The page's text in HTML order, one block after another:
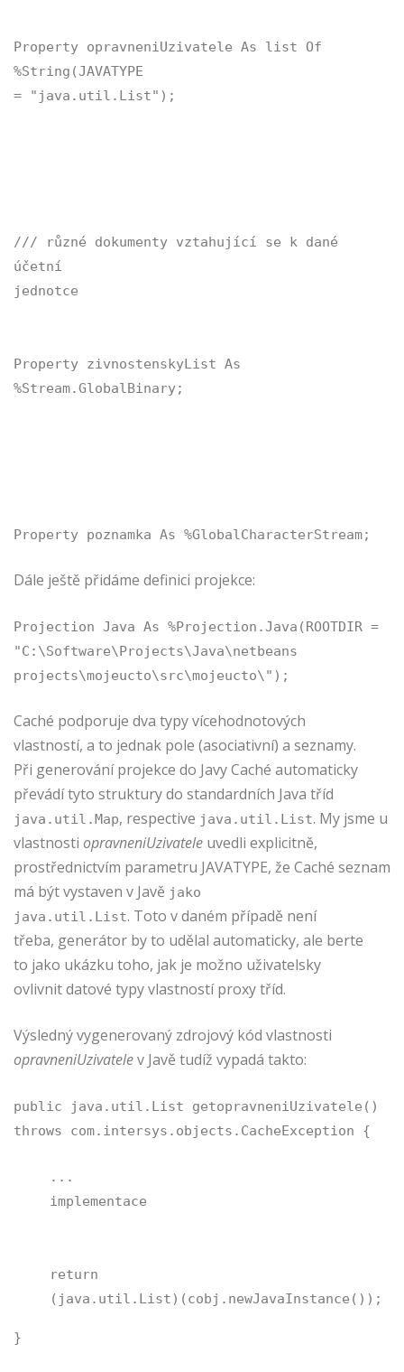
Property opravneniUzivatele As list Of
%String(JAVATYPE
= "java.util.List");
/// různé dokumenty vztahující se k dané
účetní
jednotce
Property zivnostenskyList As
%Stream.GlobalBinary;
Property poznamka As %GlobalCharacterStream;
Dále ještě přidáme definici projekce:
Projection Java As %Projection.Java(ROOTDIR =
"C:\Software\Projects\Java\netbeans
projects\mojeucto\src\mojeucto\");
Caché podporuje dva typy vícehodnotových
vlastností, a to jednak pole (asociativní) a seznamy.
Při generování projekce do Javy Caché automaticky
převádí tyto struktury do standardních Java tříd
java.util.Map, respective java.util.List. My jsme u
vlastnosti opravneniUzivatele uvedli explicitně,
prostřednictvím parametru JAVATYPE, že Caché seznam
má být vystaven v Javě jako
java.util.List. Toto v daném případě není
třeba, generátor by to udělal automaticky, ale berte
to jako ukázku toho, jak je možno uživatelsky
ovlivnit datové typy vlastností proxy tříd.
Výsledný vygenerovaný zdrojový kód vlastnosti
opravneniUzivatelev Javě tudíž vypadá takto:
public java.util.List getopravneniUzivatele()
throws com.intersys.objects.CacheException {
...
implementace
return
(java.util.List)(cobj.newJavaInstance());
}